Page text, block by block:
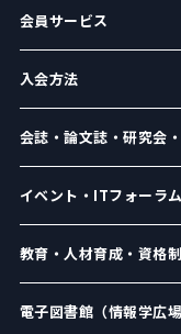
会員サービス
入会方法
会誌・論文誌・研究会
イベント・ITフォーラム
教育・人材育成・資格
電子図書館（情報学広場